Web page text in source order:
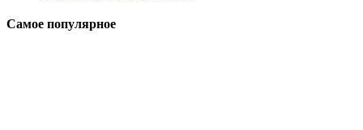
Самое популярное